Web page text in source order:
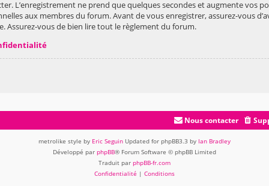
L’enregistrement ne prend que quelques secondes et augmente vos
aux membres du forum. Avant de vous enregistrer, assurez-vous
Assurez-vous de bien lire tout le règlement du forum.
Nous contacter
metrolike style by Eric Seguin Updated for phpBB3.3 by Ian Bradley
Développé par phpBB® Forum Software © phpBB Limited
Traduit par phpBB-fr.com
Confidentialité | Conditions